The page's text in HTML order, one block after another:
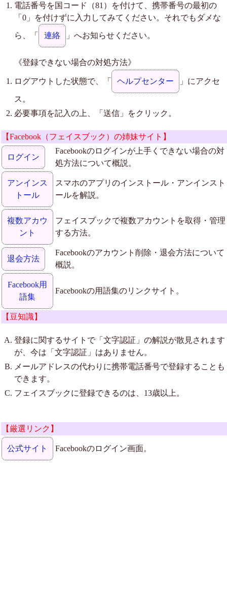
電話番号を国コード（81）を付けて、携帯番号の最初の
「0」を付けずに入力してみてください。それでもダメな
ら、「 連絡 」へお知らせください。
《登録できない場合の対処方法》
ログアウトした状態で、「 ヘルプセンター 」にアクセ
ス。
必要事項を記入の上、「送信」をクリック。
【Facebook（フェイスブック）の姉妹サイト】
ログイン
Facebookのログインが上手くできない場合の対
処方法について概説。
アンインス
トール
スマホのアプリのインストール・アンインスト
ールを解説。
複数アカウ
ント
フェイスブックで複数アカウントを取得・管理
する方法。
退会方法
Facebookのアカウント削除・退会方法について
概説。
Facebook用
語集
Facebookの用語集のリンクサイト。
【豆知識】
登録に関するサイトで「文字認証」の解説が散見されます
が、今は「文字認証」はありません。
メールアドレスの代わりに携帯電話番号で登録することも
できます。
フェイスブックに登録できるのは、13歳以上。
【厳選リンク】
公式サイト Facebookのログイン画面。